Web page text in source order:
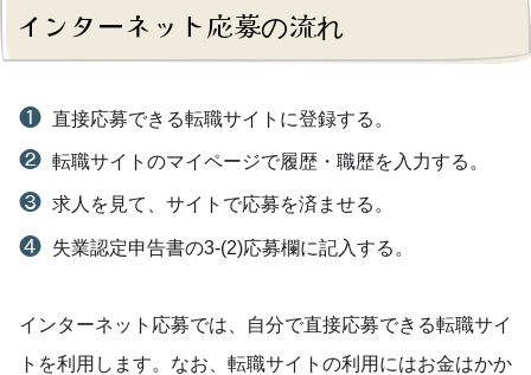
インターネット応募の流れ
直接応募できる転職サイトに登録する。
転職サイトのマイページで履歴・職歴を入力する。
求人を見て、サイトで応募を済ませる。
失業認定申告書の3-(2)応募欄に記入する。
インターネット応募では、自分で直接応募できる転職サイ
トを利用します。なお、転職サイトの利用にはお金はかか